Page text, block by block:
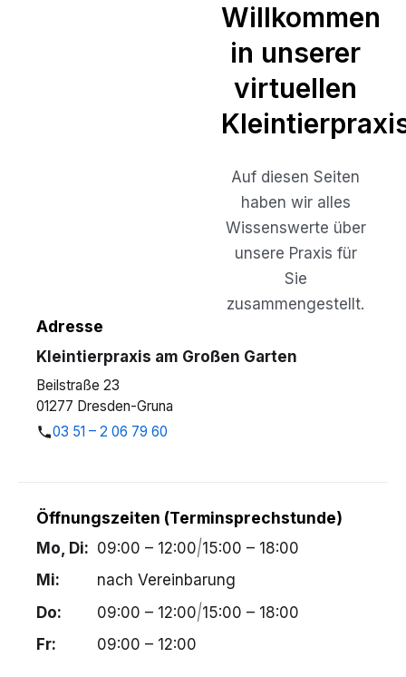
Kleintierpraxis mitWillkommen
in unserer
virtuellen
Auf diesen Seiten
haben wir alles
Wissenswerte über
unsere Praxis für
Sie
zusammengestellt.
Adresse
Kleintierpraxis am Großen Garten
Beilstraße 23
01277 Dresden-Gruna
03 51 – 2 06 79 60
Öffnungszeiten (Terminsprechstunde)
Mo, Di: 09:00 – 12:00|15:00 – 18:00
Mi:
nach Vereinbarung
Do:
09:00 – 12:00|15:00 – 18:00
Fr:
09:00 – 12:00